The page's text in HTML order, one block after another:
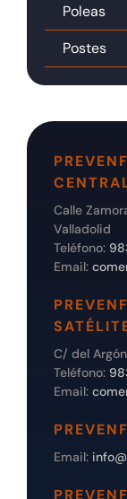
Poleas
Postes
Calle
Valladolid
Teléfono:
Email:
C/ del
Teléfono:
Email:
Email: